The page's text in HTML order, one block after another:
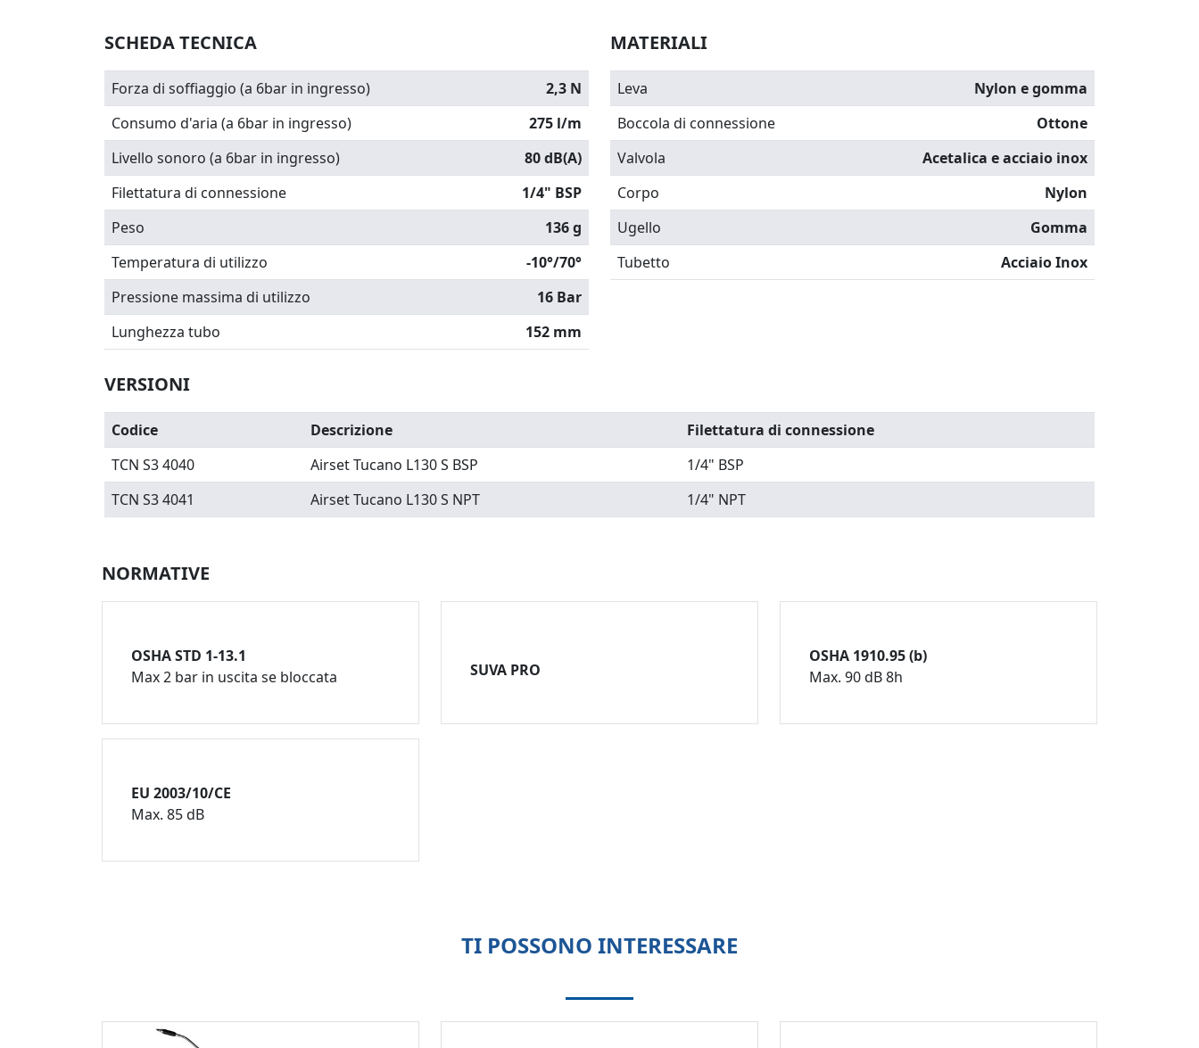
SCHEDA TECNICA
Forza di soffiaggio (a 6bar in ingresso)
2,3 N
Consumo d'aria (a 6bar in ingresso)
275 l/m
Livello sonoro (a 6bar in ingresso)
80 dB(A)
Filettatura di connessione
1/4" BSP
Peso
136 g
Temperatura di utilizzo
-10°/70°
Pressione massima di utilizzo
16 Bar
Lunghezza tubo
152 mm
MATERIALI
Leva
Nylon e gomma
Boccola di connessione
Ottone
Valvola
Acetalica e acciaio inox
Corpo
Nylon
Ugello
Gomma
Tubetto
Acciaio Inox
VERSIONI
Codice Descrizione
Filettatura di connessione
TCN S3 4040
Airset Tucano L130 S BSP
1/4" BSP
TCN S3 4041
Airset Tucano L130 S NPT 1/4" NPT
NORMATIVE
OSHA STD 1-13.1
Max 2 bar in uscita se bloccata
SUVA PRO
OSHA 1910.95 (b)
Max. 90 dB 8h
EU 2003/10/CE
Max. 85 dB
TI POSSONO INTERESSARE